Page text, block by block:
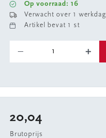
Op voorraad: 16
Verwacht over 1 werkdag
Artikel bevat 1 st
20,04
Brutoprijs